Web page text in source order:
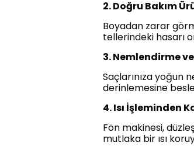
2. Doğru Bakım
Boyadan zarar
tellerindeki hasarı
3. Nemlendirme
Saçlarınıza yoğun
derinlemesine
4. Isı İşleminden
Fön makinesi,
mutlaka bir ısı